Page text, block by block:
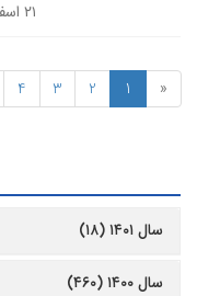
سال ۱۴۰۱ (۱۸)
سال ۱۴۰۰ (۴۶۰)